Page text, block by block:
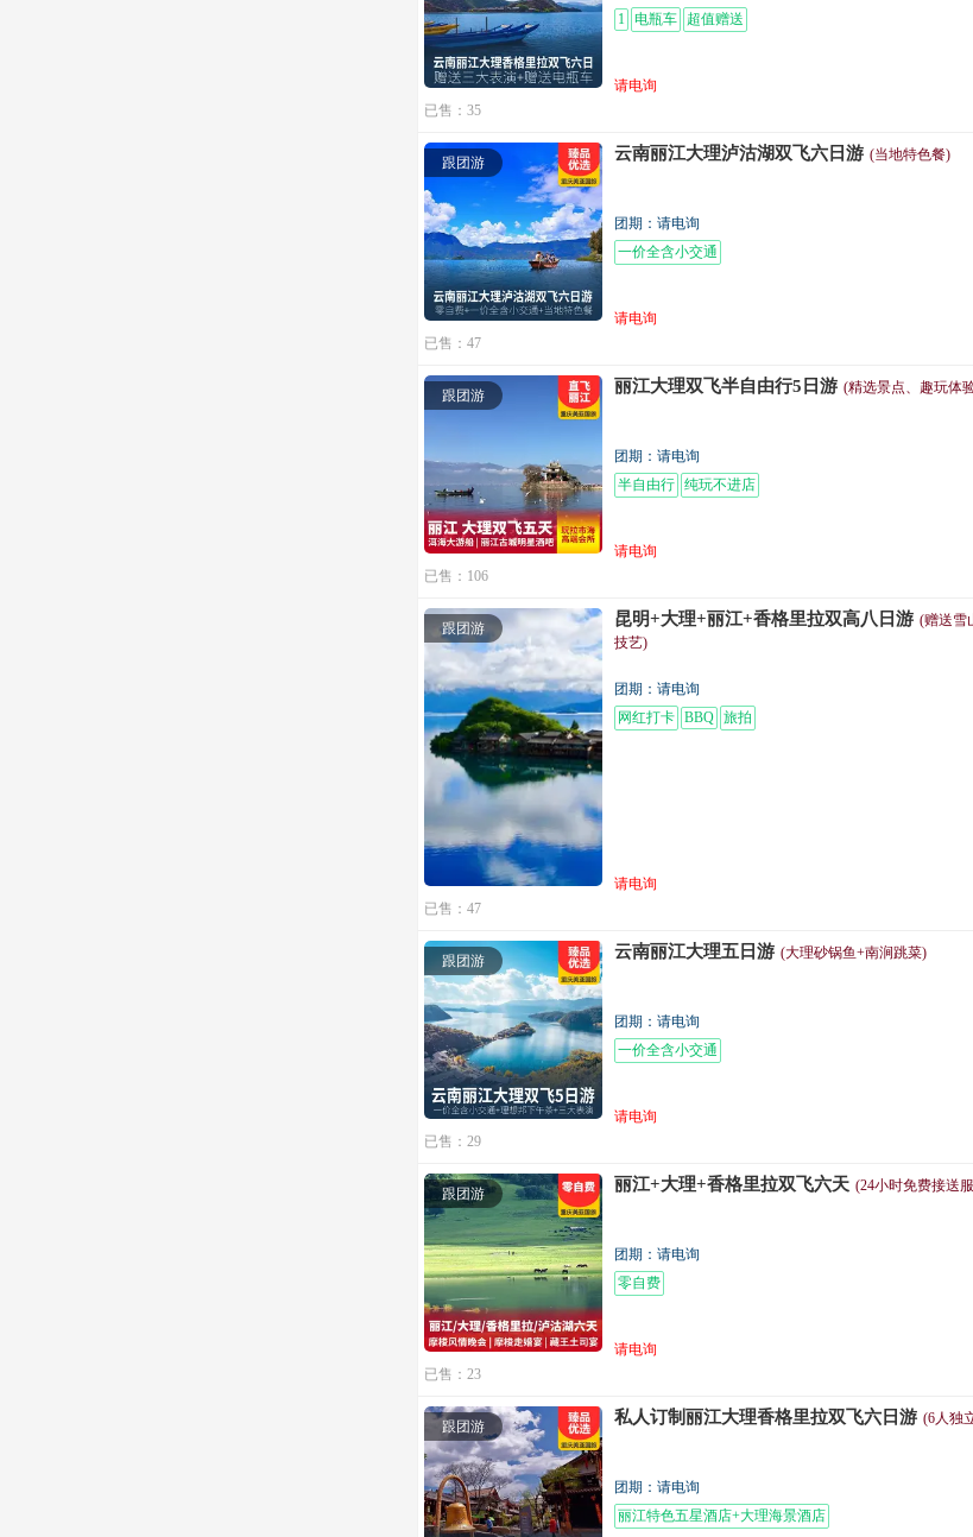
1
电瓶车 超值赠送
请电询
已售：35
跟团游 云南丽江大理泸沽湖双飞六日游 (当地特色餐)
团期：请电询
一价全含小交通
请电询
已售：47
跟团游 丽江大理双飞半自由行5日游 (精选景点、趣玩体
团期：请电询
半自由行 纯玩不进店
请电询
已售：106
跟团游 昆明+大理+丽江+香格里拉双高八日游 (赠送雪
技艺)
团期：请电询
网红打卡 BBQ 旅拍
请电询
已售：47
跟团游 云南丽江大理五日游 (大理砂锅鱼+南涧跳菜)
团期：请电询
一价全含小交通
请电询
已售：29
跟团游 丽江+大理+香格里拉双飞六天 (24小时免费接送
团期：请电询
零自费
请电询
已售：23
跟团游 私人订制丽江大理香格里拉双飞六日游 (6人独
团期：请电询
丽江特色五星酒店+大理海景酒店